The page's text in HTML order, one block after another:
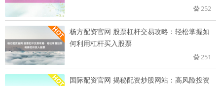
252
杨方配资官网 股票杠杆交易攻略：轻松掌握如
何利用杠杆买入股票
251
国际配资官网 揭秘配资炒股网站：高风险投资